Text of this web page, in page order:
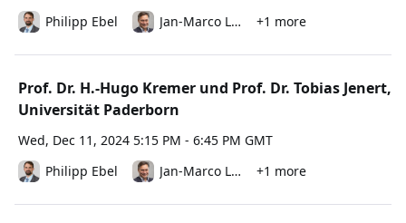
Philipp Ebel
Jan-Marco Leimeister
+1 more
Prof. Dr. H.-Hugo Kremer und Prof. Dr. Tobias Jenert,
Universität Paderborn
Wed, Dec 11, 2024 5:15 PM - 6:45 PM GMT
Philipp Ebel
Jan-Marco Leimeister
+1 more